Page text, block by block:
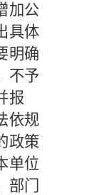
加公
具体
明确
不予
报
依规
政策
单位
门